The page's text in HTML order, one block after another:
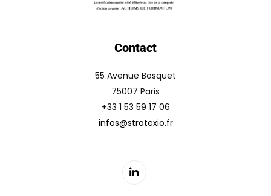
Contact
55 Avenue Bosquet
75007 Paris
+33 1 53 59 17 06
infos@stratexio.fr